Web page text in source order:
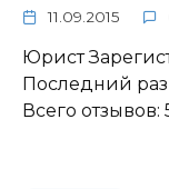
11.09.2015
Юрист
Последний раз
Всего отзывов: